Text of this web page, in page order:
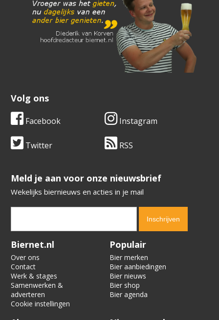
Volg ons
Facebook Instagram
Twitter RSS
​​​​​​​Meld je aan voor onze nieuwsbrief
Wekelijks biernieuws en acties in je mail
Verification code:
Biernet.nl
Over ons
Contact
Werk & stages
Samenwerken &
adverteren
Cookie instellingen
Populair
Bier merken
Bier aanbiedingen
Bier nieuws
Bier shop
Bier agenda